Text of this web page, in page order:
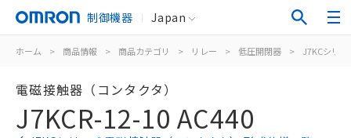
制御機器 Japan
ホーム > 商品情報 > 商品カテゴリ > リレー > 低圧開閉器 > J7KCシリー
電磁接触器（コンタクタ）
J7KCR-12-10 AC440